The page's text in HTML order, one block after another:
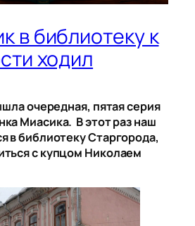
в библиотеку к
ходил
очередная, пятая серия
Миасика. В этот раз наш
в библиотеку Старгорода,
с купцом Николаем